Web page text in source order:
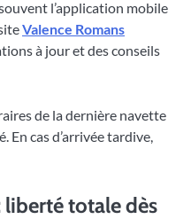
l’application mobile
Valence Romans
à jour et des conseils
de la dernière navette
En cas d’arrivée tardive,
liberté totale dès